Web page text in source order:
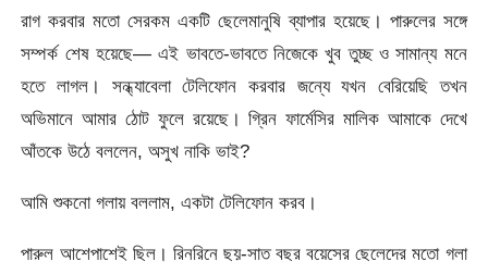
রাগ করবার মতো সেরকম একটি ছেলেমানুষি ব্যাপার হয়েছে। পারুলের সঙ্গে
সম্পর্ক শেষ হয়েছে— এই ভাবতে-ভাবতে নিজেকে খুব তুচ্ছ ও সামান্য মনে
হতে লাগল। সন্ধ্যাবেলা টেলিফোন করবার জন্যে যখন বেরিয়েছি তখন
অভিমানে আমার ঠোট ফুলে রয়েছে। গ্রিন ফার্মেসির মালিক আমাকে দেখে
আঁতকে উঠে বললেন, অসুখ নাকি ভাই?
আমি শুকনো গলায় বললাম, একটা টেলিফোন করব।
পারুল আশেপাশেই ছিল। রিনরিনে ছয়-সাত বছর বয়েসের ছেলেদের মতো গলা